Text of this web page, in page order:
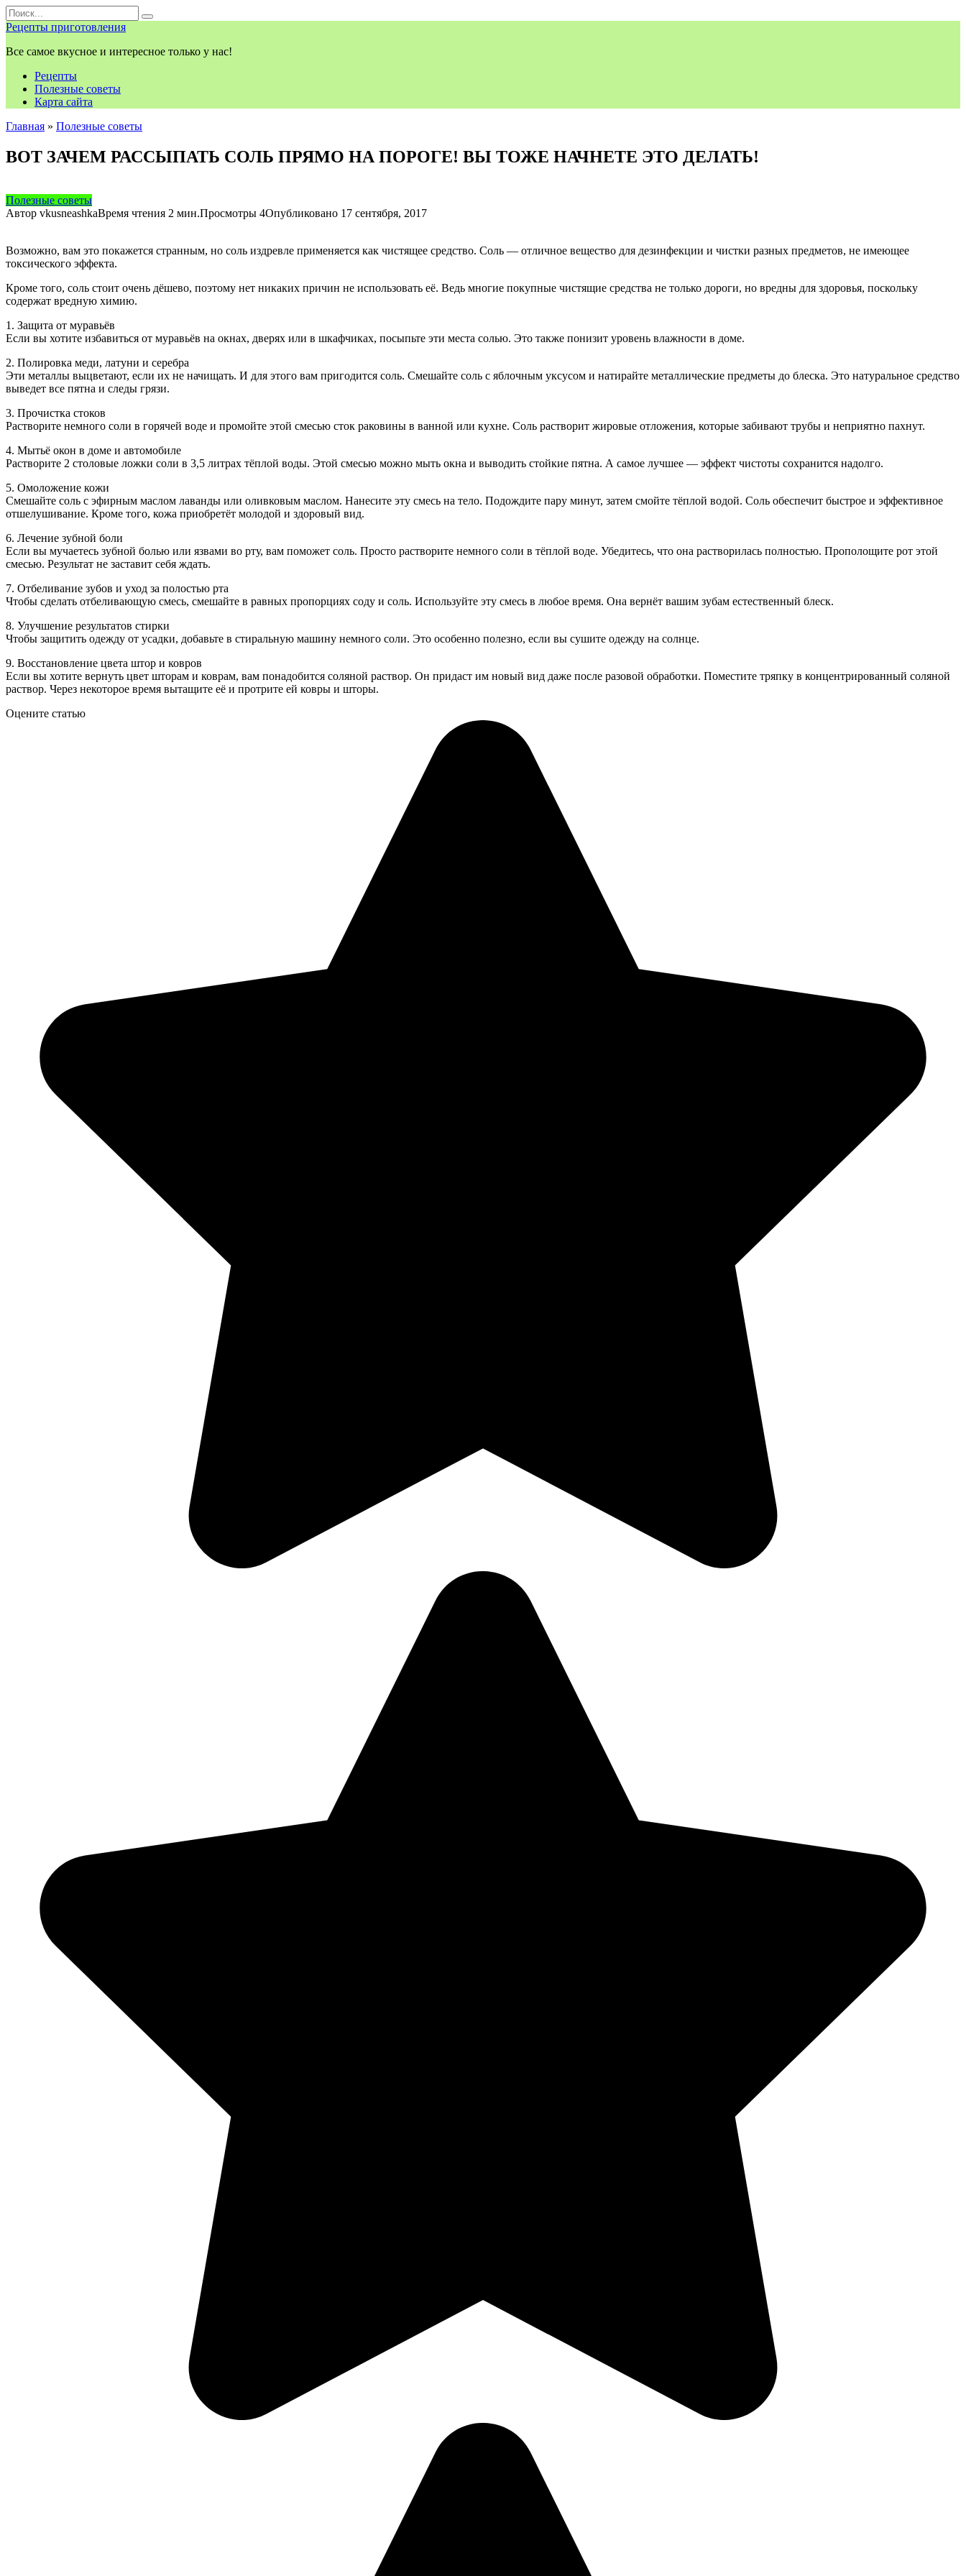
Перейти
к
контенту
Search
for:
Рецепты приготовления
Все самое вкусное и интересное только у нас!
Рецепты
Полезные советы
Карта сайта
Главная » Полезные советы
ВОТ ЗАЧЕМ РАССЫПАТЬ СОЛЬ ПРЯМО НА ПОРОГЕ! ВЫ ТОЖЕ НАЧНЕТЕ ЭТО ДЕЛАТЬ!
Полезные советы
Автор vkusneashkaВремя чтения 2 мин.Просмотры 4Опубликовано 17 сентября, 2017
Возможно, вам это покажется странным, но соль издревле применяется как чистящее средство. Соль — отличное вещество для дезинфекции и чистки разных предметов, не имеющее
токсического эффекта.
Кроме того, соль стоит очень дёшево, поэтому нет никаких причин не использовать её. Ведь многие покупные чистящие средства не только дороги, но вредны для здоровья, поскольку
содержат вредную химию.
1. Защита от муравьёв
Если вы хотите избавиться от муравьёв на окнах, дверях или в шкафчиках, посыпьте эти места солью. Это также понизит уровень влажности в доме.
2. Полировка меди, латуни и серебра
Эти металлы выцветают, если их не начищать. И для этого вам пригодится соль. Смешайте соль с яблочным уксусом и натирайте металлические предметы до блеска. Это натуральное средство
выведет все пятна и следы грязи.
3. Прочистка стоков
Растворите немного соли в горячей воде и промойте этой смесью сток раковины в ванной или кухне. Соль растворит жировые отложения, которые забивают трубы и неприятно пахнут.
4. Мытьё окон в доме и автомобиле
Растворите 2 столовые ложки соли в 3,5 литрах тёплой воды. Этой смесью можно мыть окна и выводить стойкие пятна. А самое лучшее — эффект чистоты сохранится надолго.
5. Омоложение кожи
Смешайте соль с эфирным маслом лаванды или оливковым маслом. Нанесите эту смесь на тело. Подождите пару минут, затем смойте тёплой водой. Соль обеспечит быстрое и эффективное
отшелушивание. Кроме того, кожа приобретёт молодой и здоровый вид.
6. Лечение зубной боли
Если вы мучаетесь зубной болью или язвами во рту, вам поможет соль. Просто растворите немного соли в тёплой воде. Убедитесь, что она растворилась полностью. Прополощите рот этой
смесью. Результат не заставит себя ждать.
7. Отбеливание зубов и уход за полостью рта
Чтобы сделать отбеливающую смесь, смешайте в равных пропорциях соду и соль. Используйте эту смесь в любое время. Она вернёт вашим зубам естественный блеск.
8. Улучшение результатов стирки
Чтобы защитить одежду от усадки, добавьте в стиральную машину немного соли. Это особенно полезно, если вы сушите одежду на солнце.
9. Восстановление цвета штор и ковров
Если вы хотите вернуть цвет шторам и коврам, вам понадобится соляной раствор. Он придаст им новый вид даже после разовой обработки. Поместите тряпку в концентрированный соляной
раствор. Через некоторое время вытащите её и протрите ей ковры и шторы.
Оцените статью